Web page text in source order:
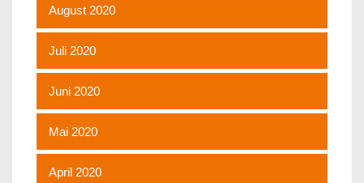
August 2020
Juli 2020
Juni 2020
Mai 2020
April 2020